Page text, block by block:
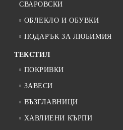
СВАРОВСКИ
ОБЛЕКЛО И ОБУВКИ
ПОДАРЪК ЗА ЛЮБИМИЯ
ТЕКСТИЛ
ПОКРИВКИ
ЗАВЕСИ
ВЪЗГЛАВНИЦИ
ХАВЛИЕНИ КЪРПИ